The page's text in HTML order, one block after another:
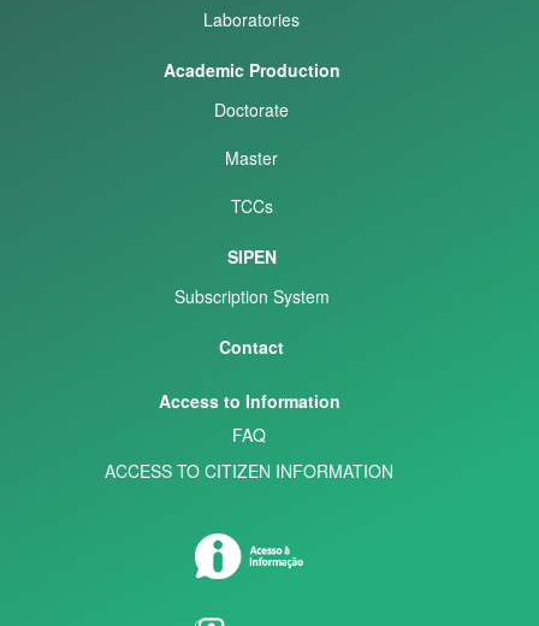
Laboratories
Academic Production
Doctorate
Master
TCCs
SIPEN
Subscription System
Contact
Access to Information
FAQ
ACCESS TO CITIZEN INFORMATION